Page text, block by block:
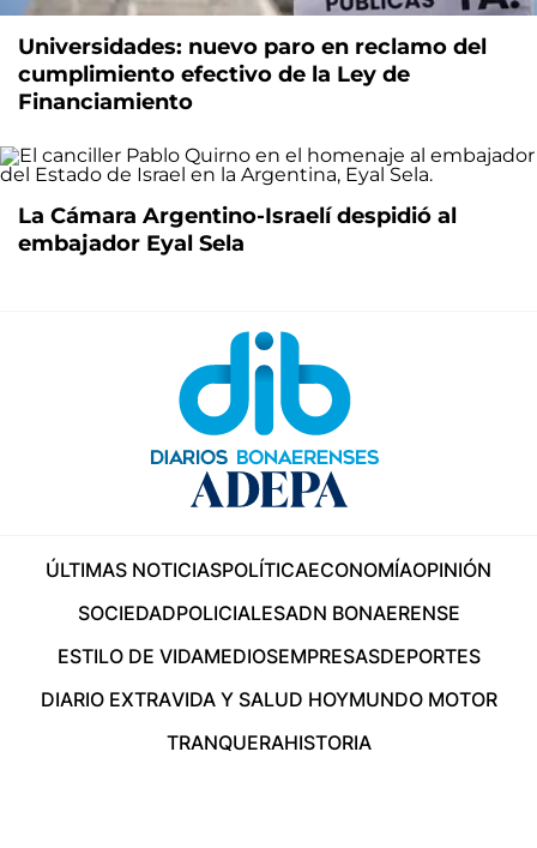
Universidades: nuevo paro en reclamo del
cumplimiento efectivo de la Ley de
Financiamiento
La Cámara Argentino-Israelí despidió al
embajador Eyal Sela
ÚLTIMAS NOTICIASPOLÍTICAECONOMÍAOPINIÓN
SOCIEDADPOLICIALESADN BONAERENSE
ESTILO DE VIDAMEDIOSEMPRESASDEPORTES
DIARIO EXTRAVIDA Y SALUD HOYMUNDO MOTOR
TRANQUERAHISTORIA